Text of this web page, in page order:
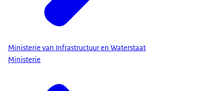
Ministerie van Infrastructuur en Waterstaat
Ministerie